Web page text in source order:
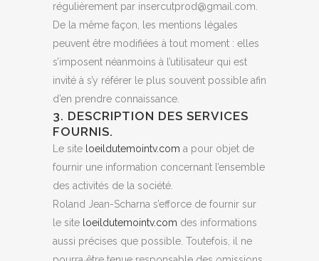
régulièrement par insercutprod@gmail.com.
De la même façon, les mentions légales
peuvent être modifiées à tout moment : elles
s’imposent néanmoins à l’utilisateur qui est
invité à s’y référer le plus souvent possible afin
d’en prendre connaissance.
3. DESCRIPTION DES SERVICES
FOURNIS.
Le site loeildutemointv.com a pour objet de
fournir une information concernant l’ensemble
des activités de la société.
Roland Jean-Scharna s’efforce de fournir sur
le site loeildutemointv.com des informations
aussi précises que possible. Toutefois, il ne